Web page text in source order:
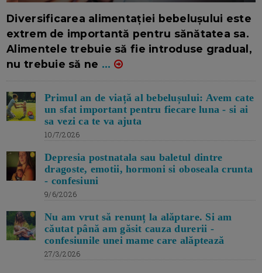
Diversificarea alimentației bebelușului este
extrem de importantă pentru sănătatea sa.
Alimentele trebuie să fie introduse gradual,
nu trebuie să ne ...
Primul an de viață al bebelușului: Avem cate
un sfat important pentru fiecare luna - si ai
sa vezi ca te va ajuta
10/7/2026
Depresia postnatala sau baletul dintre
dragoste, emotii, hormoni si oboseala crunta
- confesiuni
9/6/2026
Nu am vrut să renunț la alăptare. Si am
căutat până am găsit cauza durerii -
confesiunile unei mame care alăptează
27/3/2026